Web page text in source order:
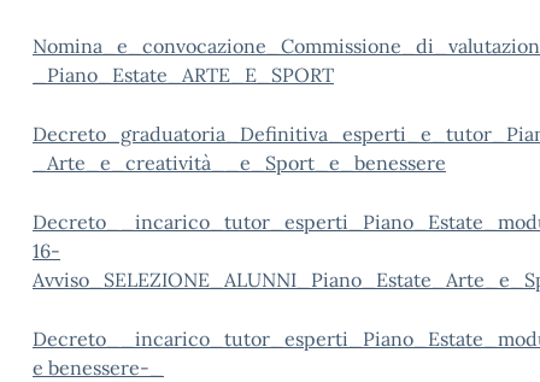
_Piano_Estate_ARTE_E_SPORT
_Arte_e_creatività__e_Sport_e_benessere
16-
e benessere-_